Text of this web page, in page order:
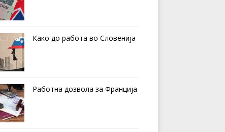
Како до работа во Словенија
Работна дозвола за Франција